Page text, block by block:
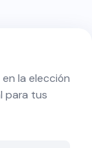
la elección
para tus